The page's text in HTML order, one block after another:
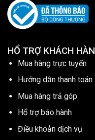
HỔ TRỢ KHÁCH
Mua hàng trực tuyến
Hướng dẫn thanh toán
Mua hàng trả góp
Hổ trợ bảo hành
Điều khoản dịch vụ